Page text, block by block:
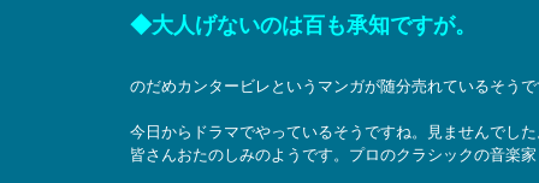
◆大人げないのは百も承知ですが。
のだめカンタービレというマンガが随分売れているそう
今日からドラマでやっているそうですね。見ませんでした
皆さんおたのしみのようです。プロのクラシックの音楽